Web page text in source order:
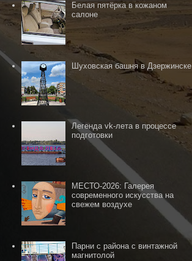
Белая пятёрка в кожаном
салоне
Шуховская башня в Дзержинске
Легенда vk-лета в процессе
подготовки
МЕСТО-2026: Галерея
современного искусства на
свежем воздухе
Парни с района с винтажной
магнитолой